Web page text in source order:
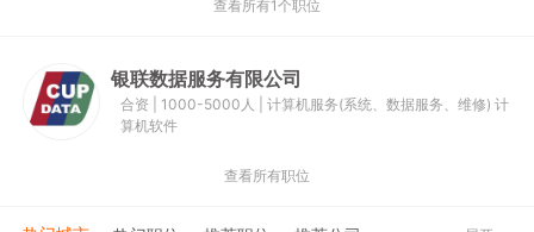
查看所有1个职位
银联数据服务有限公司
合资 1000-5000人 计算机服务(系统、数据服务、维修) 计
算机软件
查看所有职位